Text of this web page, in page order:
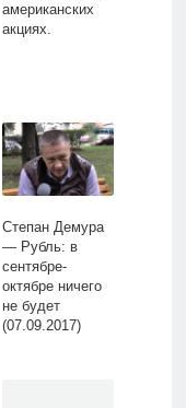
американских
акциях.
Степан Демура
— Рубль: в
сентябре-
октябре ничего
не будет
(07.09.2017)